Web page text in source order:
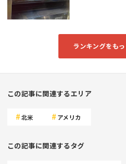
ランキングをも
この記事に関連するエリア
北米 アメリカ
この記事に関連するタグ